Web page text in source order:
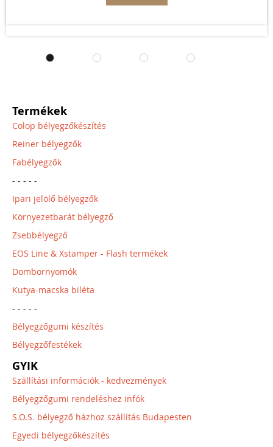
Termékek
Colop bélyegzőkészítés
Reiner bélyegzők
Fabélyegzők
- - - - -
Ipari jelölő bélyegzők
Környezetbarát bélyegző
Zsebbélyegző
EOS Line & Xstamper - Flash termékek
Dombornyomók
Kutya-macska biléta
- - - - -
Bélyegzőgumi készítés
Bélyegzőfestékek
GYIK
Szállítási információk - kedvezmények
Bélyegzőgumi rendeléshez infók
S.O.S. bélyegző házhoz szállítás Budapesten
Egyedi bélyegzőkészítés